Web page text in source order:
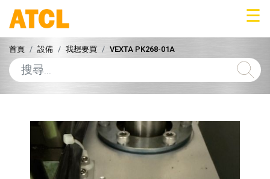
☰
首頁 設備 我想要買 VEXTA PK268-01A